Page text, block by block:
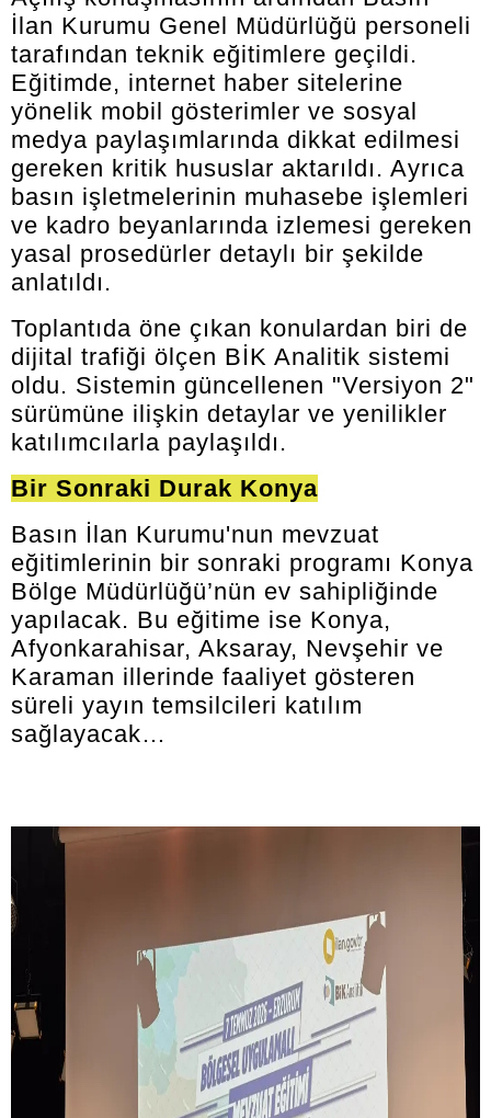
İlan Kurumu Genel Müdürlüğü personeli
tarafından teknik eğitimlere geçildi.
Eğitimde, internet haber sitelerine
yönelik mobil gösterimler ve sosyal
medya paylaşımlarında dikkat edilmesi
gereken kritik hususlar aktarıldı. Ayrıca
basın işletmelerinin muhasebe işlemleri
ve kadro beyanlarında izlemesi gereken
yasal prosedürler detaylı bir şekilde
anlatıldı.
Toplantıda öne çıkan konulardan biri de
dijital trafiği ölçen BİK Analitik sistemi
oldu. Sistemin güncellenen "Versiyon 2"
sürümüne ilişkin detaylar ve yenilikler
katılımcılarla paylaşıldı.
Bir Sonraki Durak Konya
Basın İlan Kurumu'nun mevzuat
eğitimlerinin bir sonraki programı Konya
Bölge Müdürlüğü’nün ev sahipliğinde
yapılacak. Bu eğitime ise Konya,
Afyonkarahisar, Aksaray, Nevşehir ve
Karaman illerinde faaliyet gösteren
süreli yayın temsilcileri katılım
sağlayacak…